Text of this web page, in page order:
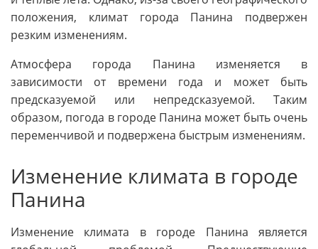
положения, климат города Панина подвержен
резким изменениям.
Атмосфера города Панина изменяется в
зависимости от времени года и может быть
предсказуемой или непредсказуемой. Таким
образом, погода в городе Панина может быть очень
переменчивой и подвержена быстрым изменениям.
Изменение климата в городе
Панина
Изменение климата в городе Панина является